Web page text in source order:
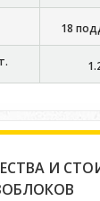
18
И